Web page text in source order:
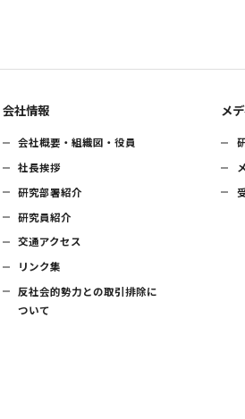
会社情報
会社概要・組織図・役員
社長挨拶
研究部署紹介
研究員紹介
交通アクセス
リンク集
反社会的勢力との取引排除に
ついて
メ